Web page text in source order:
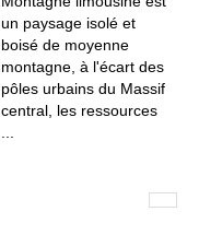
un paysage isolé et
boisé de moyenne
montagne, à l'écart des
pôles urbains du Massif
central, les ressources